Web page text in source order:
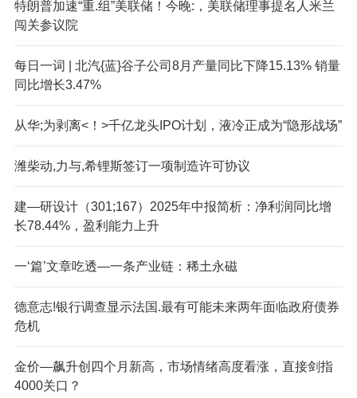
特朗普加速“重.组”美联储！今晚:，美联储理事提名人米兰
闯关参议院
每日一词 | 北汽{蓝}谷子公司8月产量同比下降15.13% 销量
同比增长3.47%
从华;为剥离<！>千亿龙头IPO计划，液冷正成为“隐形战场”
潍柴动,力与,希锂斯签订一项制造许可协议
建—研设计（301;167）2025年中报简析：净利润同比增
长78.44%，盈利能力上升
一‘篇’文章吃透—一条产业链：稀土永磁
德意志!银行调查显示法国.最有可能未来两年面临政府债券
危机
金价—飙升创四个月新高，市场情绪高度看涨，直接剑指
4000关口？